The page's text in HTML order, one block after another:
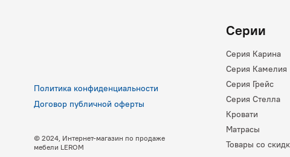
Серии
Серия Карина
Серия Камелия
Серия Грейс
Серия Стелла
Кровати
Матрасы
Товары со
Политика конфиденциальности
Договор публичной оферты
© 2024, Интернет-магазин по продаже
мебели LEROM